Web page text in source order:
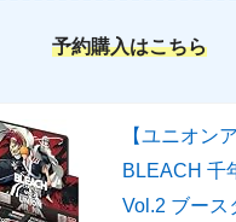
予約購入はこちら
【ユニオン
BLEACH 千
Vol.2 ブース